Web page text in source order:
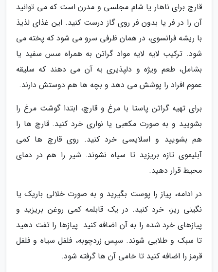
قارچ برای ناهار یا شام مجلسی و مدرن است که می توانید
آن را در فر یا بدون فر روی گاز درست کنید. این غذای لذیذ
با ریشه فرانسوی، در همان ظرفی سرو می شود که پخته می
شود. ترکیب لایه لایه مواد گراتن به همراه سس سفید یا
بشامل، طعم ویژه و دلپذیری به آن می دهند که سلیقه
عموم افراد را پوشش می دهد و بچه ها هم دوستش دارند.
برای تهیه گراتن پاستا با مرغ و قارچ، ابتدا گوشت مرغ را
بشویید و به صورت مکعبی یا نواری خرد کنید. قارچ ها را
هم بشویید و اسلایسی خرد کنید. روی قارچ ها کمی
آبلیموی تازه بریزید تا سیاه نشوند. شیر را هم در دمای
محیط قرار دهید.
در ادامه، پیاز را پوست بگیرید و به صورت خلالی باریک یا
نگینی ریز، خرد کنید. در یک قابلمه کمی روغن بریزید و
پیازهای خرد شده را به آن اضافه کنید. پیازها را تفت دهید
تا سبک و طلایی شوند. سپس زردچوبه، فلفل سیاه و فلفل
قرمز را اضافه کنید تا خامی آن ها گرفته شود.